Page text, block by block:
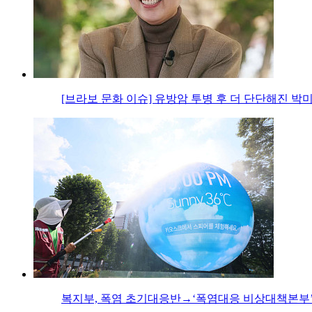
[브라보 문화 이슈] 유방암 투병 후 더 단단해진 박
복지부, 폭염 초기대응반→‘폭염대응 비상대책본부